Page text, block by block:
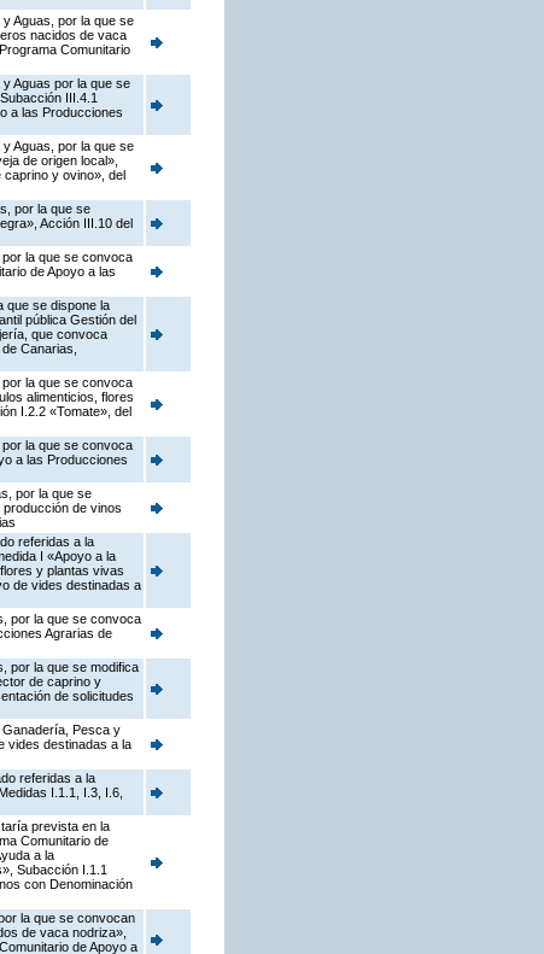
Aguas, por la que se
nacidos de vaca
Comunitario
Aguas por la que se
III.4.1
a las Producciones
Aguas, por la que se
de origen local»,
y ovino», del
por la que se
Acción III.10 del
la que se convoca
de Apoyo a las
que se dispone la
pública Gestión del
que convoca
Canarias,
la que se convoca
alimenticios, flores
I.2.2 «Tomate», del
la que se convoca
a las Producciones
por la que se
de vinos
referidas a la
I «Apoyo a la
y plantas vivas
de vides destinadas a
por la que se convoca
Agrarias de
por la que se modifica
de caprino y
de solicitudes
Ganadería, Pesca y
vides destinadas a la
referidas a la
I.1.1, I.3, I.6,
prevista en la
Comunitario de
a la
Subacción I.1.1
con Denominación
la que se convocan
de vaca nodriza»,
de Apoyo a